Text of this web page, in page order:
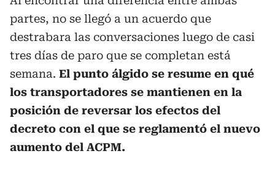
partes, no se llegó a un acuerdo que
destrabara las conversaciones luego de casi
tres días de paro que se completan está
semana. El punto álgido se resume en qué
los transportadores se mantienen en la
posición de reversar los efectos del
decreto con el que se reglamentó el nuevo
aumento del ACPM.